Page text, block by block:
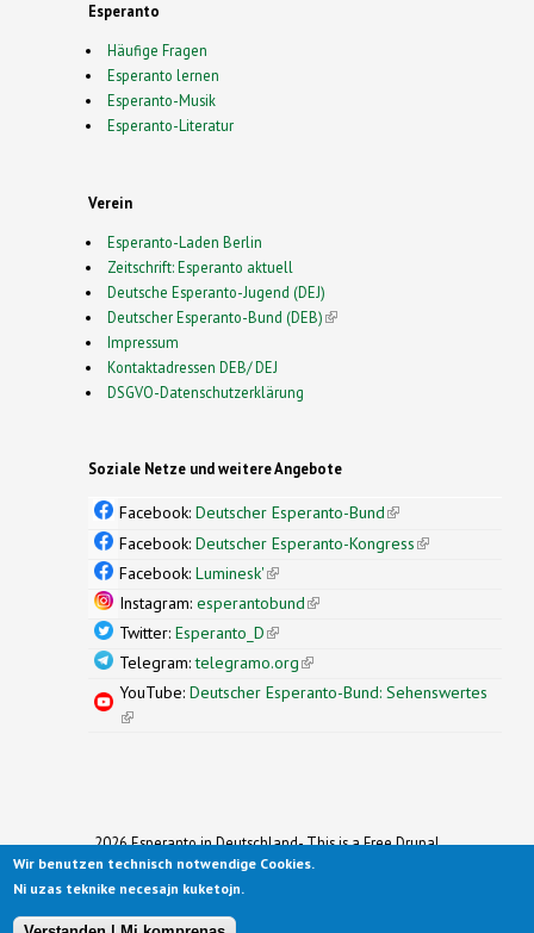
Esperanto
Häufige Fragen
Esperanto lernen
Esperanto-Musik
Esperanto-Literatur
Verein
Esperanto-Laden Berlin
Zeitschrift: Esperanto aktuell
Deutsche Esperanto-Jugend (DEJ)
Deutscher Esperanto-Bund (DEB)(link is external)
Impressum
Kontaktadressen DEB/ DEJ
DSGVO-Datenschutzerklärung
Soziale Netze und weitere Angebote
Facebook: Deutscher Esperanto-Bund(link is
external)
Facebook: Deutscher Esperanto-Kongress(link is
Facebook: Luminesk'(link is external)
Instagram: esperantobund(link is external)
Twitter: Esperanto_D(link is external)
Telegram:telegramo.org(link is external)
YouTube: Deutscher Esperanto-Bund: Sehenswertes
(link is external)
2026 Esperanto in Deutschland- This is a Free Drupal
Theme
Ported to Drupal for the Open Source Community by
Original design by
Wir benutzen technisch notwendige Cookies.
Ni uzas teknike necesajn kuketojn.